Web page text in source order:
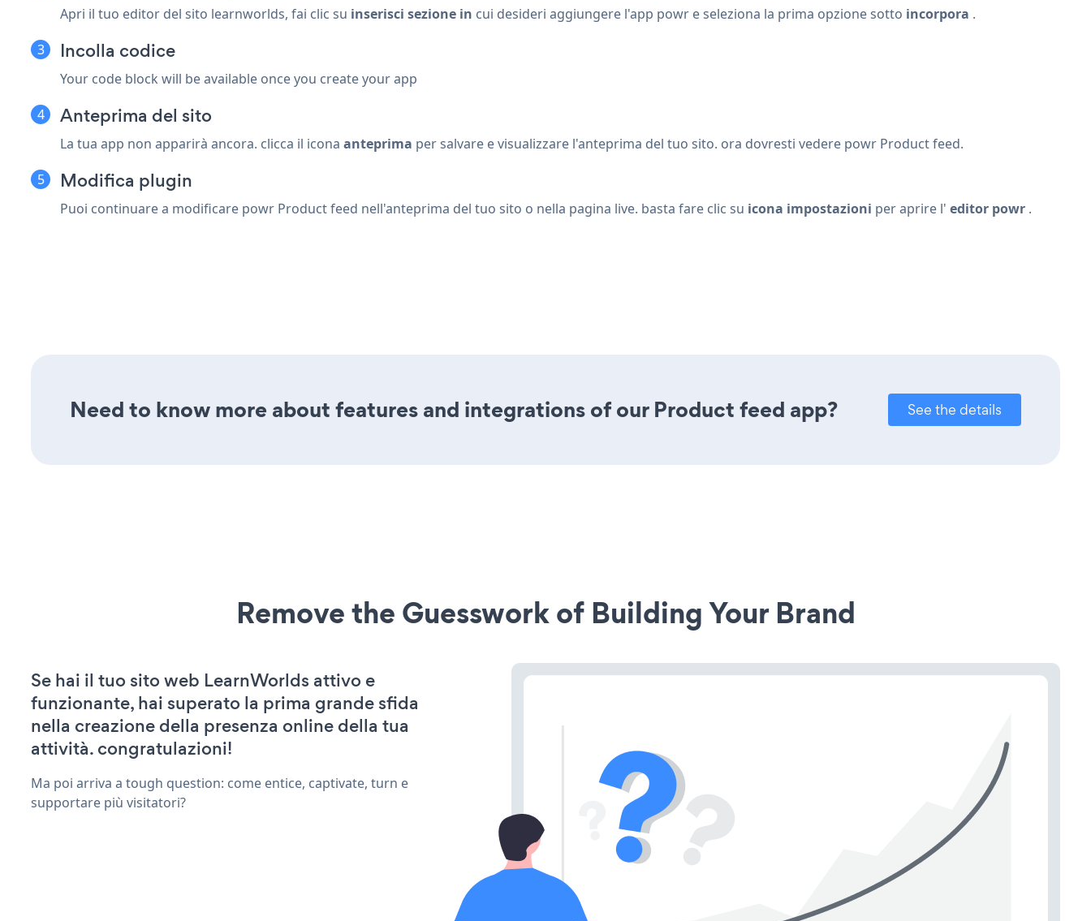
Apri il tuo editor del sito learnworlds, fai clic su inserisci sezione in cui desideri aggiungere l'app powr e seleziona la prima opzione sotto incorpora .
Incolla codice
Your code block will be available once you create your app
Anteprima del sito
La tua app non apparirà ancora. clicca il icona anteprima per salvare e visualizzare l'anteprima del tuo sito. ora dovresti vedere powr Product feed.
Modifica plugin
Puoi continuare a modificare powr Product feed nell'anteprima del tuo sito o nella pagina live. basta fare clic su icona impostazioni per aprire l' editor powr .
Need to know more about features and integrations of our Product feed app? See the details
Remove the Guesswork of Building Your Brand
Se hai il tuo sito web LearnWorlds attivo e
funzionante, hai superato la prima grande sfida
nella creazione della presenza online della tua
attività. congratulazioni!
Ma poi arriva a tough question: come entice, captivate, turn e
supportare più visitatori?